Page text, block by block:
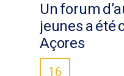
Un forum
jeunes a été
Açores
16